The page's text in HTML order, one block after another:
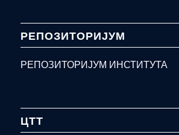
РЕПОЗИТОРИЈУМ
РЕПОЗИТОРИЈУМ ИНСТИТУТА
ЦТТ